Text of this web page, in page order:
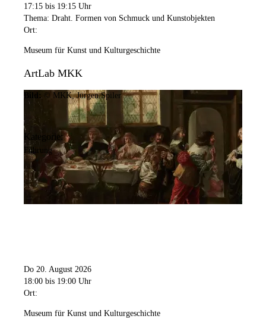
17:15 bis 19:15 Uhr
Thema: Draht. Formen von Schmuck und Kunstobjekten
Ort:
Museum für Kunst und Kulturgeschichte
ArtLab MKK
Bild: © MKK, Jürgen Spiler
Kategorie:
Führung
Do 20. August 2026
18:00 bis 19:00 Uhr
Ort:
Museum für Kunst und Kulturgeschichte